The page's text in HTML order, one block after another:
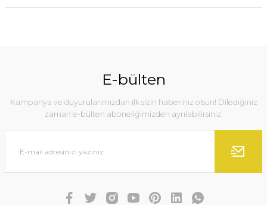
E-bülten
Kampanya ve duyurularımızdan ilk sizin haberiniz olsun! Dilediğiniz
zaman e-bülten aboneliğimizden ayrılabilirsiniz.